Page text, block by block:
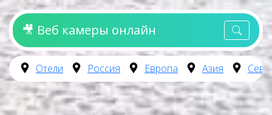
🎥 Веб камеры онлайн
Отели Россия Европа Азия